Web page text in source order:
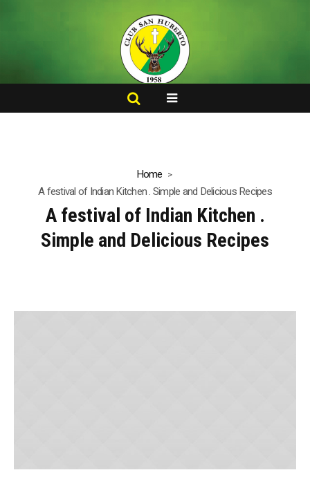
Home
A festival of Indian Kitchen . Simple and Delicious Recipes
A festival of Indian Kitchen .
Simple and Delicious Recipes